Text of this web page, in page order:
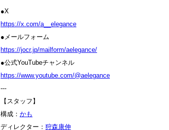
●X
⁠⁠⁠⁠⁠⁠⁠⁠⁠⁠⁠⁠⁠⁠⁠⁠⁠⁠⁠⁠⁠⁠⁠⁠⁠⁠⁠⁠⁠⁠⁠⁠⁠⁠⁠⁠⁠⁠⁠⁠https://x.com/a__elegance⁠⁠⁠⁠⁠⁠⁠⁠⁠⁠⁠⁠⁠⁠⁠⁠⁠⁠⁠⁠⁠⁠⁠⁠⁠⁠⁠⁠⁠⁠⁠⁠⁠⁠⁠⁠⁠⁠⁠⁠
●メールフォーム
⁠⁠⁠⁠⁠⁠⁠⁠⁠⁠⁠⁠⁠⁠⁠⁠⁠⁠⁠⁠⁠⁠⁠⁠⁠⁠⁠⁠⁠⁠⁠⁠⁠⁠⁠⁠⁠⁠⁠⁠⁠⁠⁠⁠⁠https://jocr.jp/mailform/aelegance/⁠⁠⁠⁠⁠⁠⁠⁠⁠⁠⁠⁠⁠⁠⁠⁠⁠⁠⁠⁠⁠⁠⁠⁠⁠⁠⁠⁠⁠⁠⁠⁠⁠⁠⁠⁠⁠⁠⁠⁠⁠⁠⁠⁠⁠
●公式YouTubeチャンネル
⁠⁠⁠⁠⁠⁠⁠⁠⁠⁠⁠⁠⁠⁠⁠⁠⁠⁠⁠⁠⁠⁠⁠⁠⁠⁠⁠⁠⁠⁠⁠⁠⁠⁠⁠⁠⁠⁠⁠⁠https://www.youtube.com/@aelegance⁠⁠⁠⁠⁠⁠⁠⁠⁠⁠⁠⁠⁠⁠⁠⁠⁠⁠⁠⁠⁠⁠⁠⁠⁠⁠⁠⁠⁠⁠⁠⁠⁠⁠⁠⁠⁠⁠⁠⁠
---
【スタッフ】
構成： ⁠⁠⁠⁠⁠⁠⁠⁠⁠⁠⁠⁠⁠⁠⁠⁠⁠⁠⁠⁠⁠⁠⁠⁠⁠⁠⁠⁠⁠⁠⁠⁠⁠⁠⁠⁠⁠⁠⁠⁠かも⁠⁠⁠⁠⁠⁠⁠⁠⁠⁠⁠⁠⁠⁠⁠⁠⁠⁠⁠⁠⁠⁠⁠⁠⁠⁠⁠⁠⁠⁠⁠⁠⁠⁠⁠⁠⁠⁠⁠⁠
ディレクター： ⁠⁠⁠⁠⁠⁠⁠⁠⁠⁠⁠⁠⁠⁠⁠⁠⁠⁠⁠⁠⁠⁠⁠⁠⁠⁠⁠⁠⁠⁠⁠⁠⁠⁠⁠⁠⁠⁠⁠⁠⁠⁠⁠⁠⁠狩森康伸⁠⁠⁠⁠⁠⁠⁠⁠⁠⁠⁠⁠⁠⁠⁠⁠⁠⁠⁠⁠⁠⁠⁠⁠⁠⁠⁠⁠⁠⁠⁠⁠⁠⁠⁠⁠⁠⁠⁠⁠